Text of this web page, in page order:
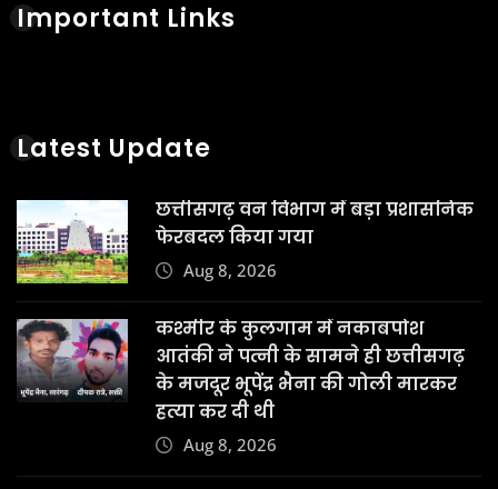
Important Links
Latest Update
छत्तीसगढ़ वन विभाग में बड़ा प्रशासनिक
फेरबदल किया गया
Aug 8, 2026
कश्मीर के कुलगाम में नकाबपोश
आतंकी ने पत्नी के सामने ही छत्तीसगढ़
के मजदूर भूपेंद्र भैना की गोली मारकर
हत्या कर दी थी
Aug 8, 2026